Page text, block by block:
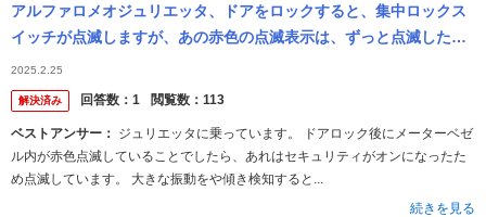
アルファロメオジュリエッタ、ドアをロックすると、集中ロックス
イッチが点滅しますが、あの赤色の点滅表示は、ずっと点滅したま
まの状態で大丈夫なのですか？ バッテリーあがりの心配はありませ
んか？ 教え...
2025.2.25
解決済み 回答数： 1 閲覧数： 113
ベストアンサー：
ル内が赤色点滅していることでしたら、あれはセキュリティがオンになったた
め点滅しています。 大きな振動をや傾き検知すると...
続きを見る